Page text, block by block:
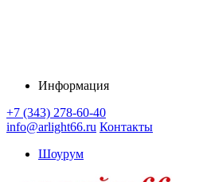
Информация
+7 (343) 278-60-40
info@arlight66.ru Контакты
Шоурум